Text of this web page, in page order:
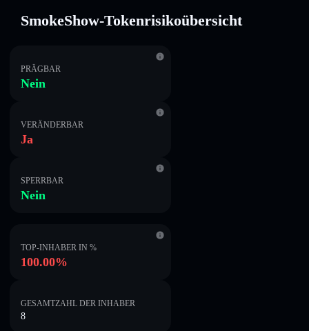
SmokeShow-Tokenrisikoübersicht
PRÄGBAR
Nein
VERÄNDERBAR
Ja
SPERRBAR
Nein
TOP-INHABER IN %
100.00%
GESAMTZAHL DER INHABER
8